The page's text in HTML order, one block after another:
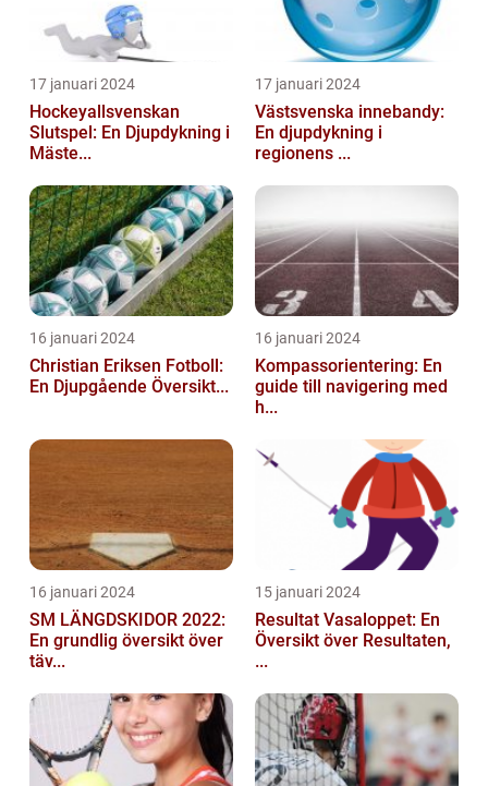
17 januari 2024
Hockeyallsvenskan
Slutspel: En Djupdykning i
Mäste...
17 januari 2024
Västsvenska innebandy:
En djupdykning i
regionens ...
16 januari 2024
Christian Eriksen Fotboll:
En Djupgående Översikt...
16 januari 2024
Kompassorientering: En
guide till navigering med
h...
16 januari 2024
SM LÄNGDSKIDOR 2022:
En grundlig översikt över
täv...
15 januari 2024
Resultat Vasaloppet: En
Översikt över Resultaten,
...